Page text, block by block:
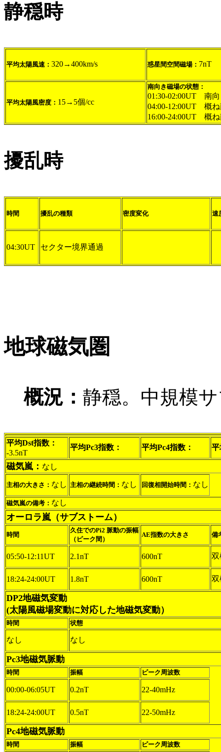
静穏時
平均太陽風速： 320→400km/s 惑星間空間磁場： 7nT
平均太陽風密度： 15→5個/cc
南向き磁場の状態：
01:30-02:00UT 南向
04:00-12:00UT 概ね
16:00-24:00UT 概
擾乱時
時間 擾乱の種類 密度変化 速
04:30UT セクター境界通過
地球磁気圏
概況： 静穏。中規模
平均Dst指数：
-3.5nT
平均Pc3指数： 平均Pc4指数： 平
磁気嵐： なし
主相の大きさ： なし 主相の継続時間： なし 回復相開始時間： なし
磁気嵐の備考： なし
オーロラ嵐（サブストーム）
時間
久住でのPi2 脈動の振幅
（ピーク間）
AE指数の大きさ 備
05:50-12:11UT 2.1nT 600nT 双
18:24-24:00UT 1.8nT 600nT 双
DP2地磁気変動
(太陽風磁場変動に対応した地磁気変動）
時間 状態
なし なし
Pc3地磁気脈動
時間 振幅 ピーク周波数
00:00-06:05UT 0.2nT 22-40mHz
18:24-24:00UT 0.5nT 22-50mHz
Pc4地磁気脈動
時間 振幅 ピーク周波数